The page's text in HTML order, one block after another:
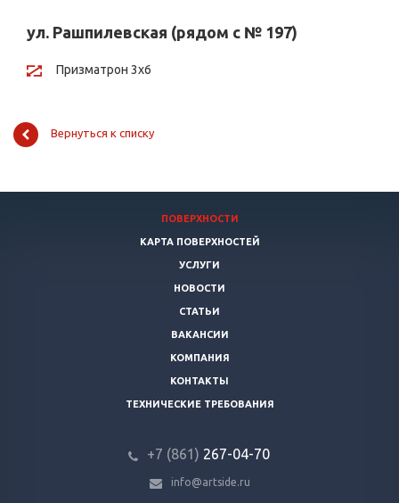
ул. Рашпилевская (рядом с № 197)
Призматрон 3х6
Вернуться к списку
ПОВЕРХНОСТИ
КАРТА ПОВЕРХНОСТЕЙ
УСЛУГИ
НОВОСТИ
СТАТЬИ
ВАКАНСИИ
КОМПАНИЯ
КОНТАКТЫ
ТЕХНИЧЕСКИЕ ТРЕБОВАНИЯ
+7 (861) 267-04-70
info@artside.ru